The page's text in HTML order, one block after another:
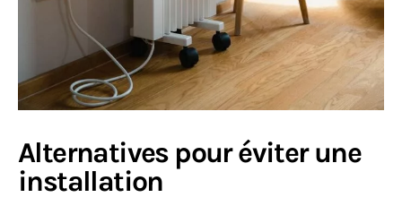
Alternatives pour éviter une
installation